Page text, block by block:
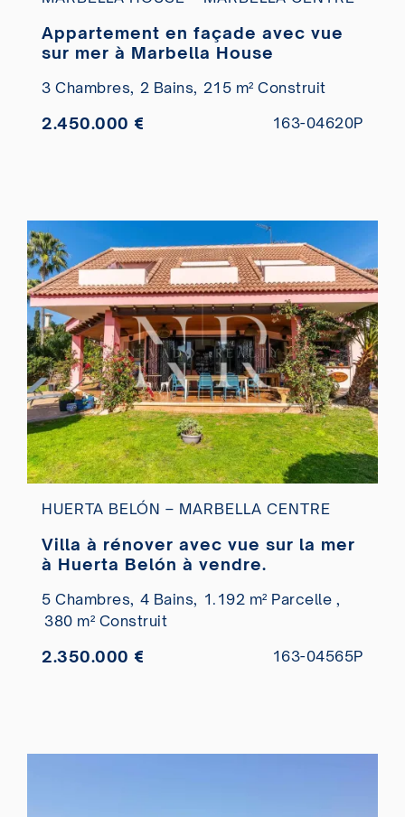
Appartement en façade avec vue
sur mer à Marbella House
3 Chambres, 2 Bains, 215 m² Construit
2.450.000 € 163-04620P
HUERTA BELÓN – MARBELLA CENTRE
Villa à rénover avec vue sur la mer
à Huerta Belón à vendre.
5 Chambres, 4 Bains, 1.192 m² Parcelle ,
380 m² Construit
2.350.000 € 163-04565P